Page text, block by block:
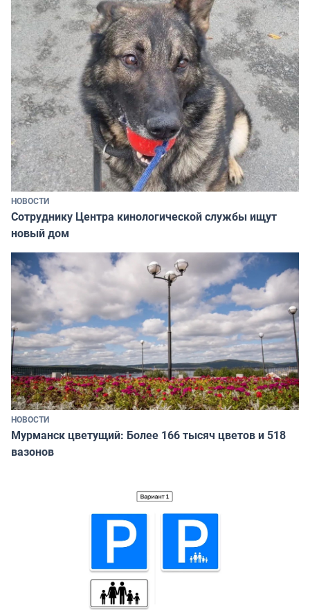
НОВОСТИ
Сотруднику Центра кинологической службы ищут
новый дом
НОВОСТИ
Мурманск цветущий: Более 166 тысяч цветов и 518
вазонов